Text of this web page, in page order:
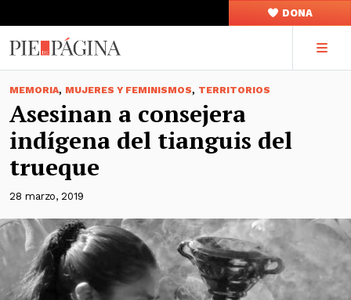
DONA
MEMORIA, MUJERES Y FEMINISMOS, TERRITORIOS
Asesinan a consejera
indígena del tianguis del
trueque
28 marzo, 2019